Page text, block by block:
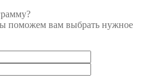
поможем вам выбрать нужное